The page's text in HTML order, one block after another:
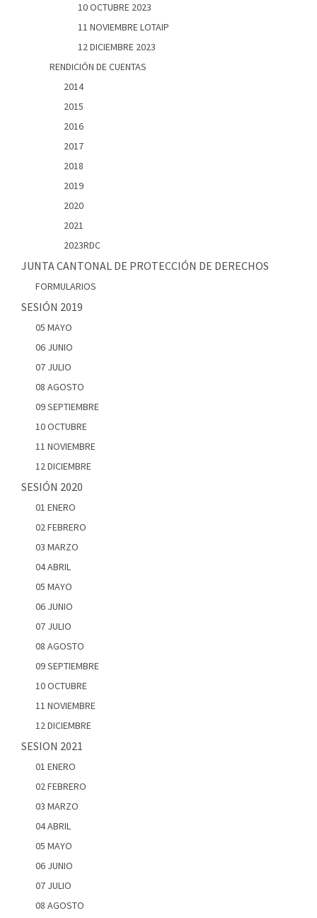
10 OCTUBRE 2023
11 NOVIEMBRE LOTAIP
12 DICIEMBRE 2023
RENDICIÓN DE CUENTAS
2014
2015
2016
2017
2018
2019
2020
2021
2023RDC
JUNTA CANTONAL DE PROTECCIÓN DE DERECHOS
FORMULARIOS
SESIÓN 2019
05 MAYO
06 JUNIO
07 JULIO
08 AGOSTO
09 SEPTIEMBRE
10 OCTUBRE
11 NOVIEMBRE
12 DICIEMBRE
SESIÓN 2020
01 ENERO
02 FEBRERO
03 MARZO
04 ABRIL
05 MAYO
06 JUNIO
07 JULIO
08 AGOSTO
09 SEPTIEMBRE
10 OCTUBRE
11 NOVIEMBRE
12 DICIEMBRE
SESION 2021
01 ENERO
02 FEBRERO
03 MARZO
04 ABRIL
05 MAYO
06 JUNIO
07 JULIO
08 AGOSTO